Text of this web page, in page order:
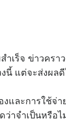
เร็จ ข่าวครา
นี้ แต่จะส่งผล
และการใช้จ่
าจำเป็นหรือไ